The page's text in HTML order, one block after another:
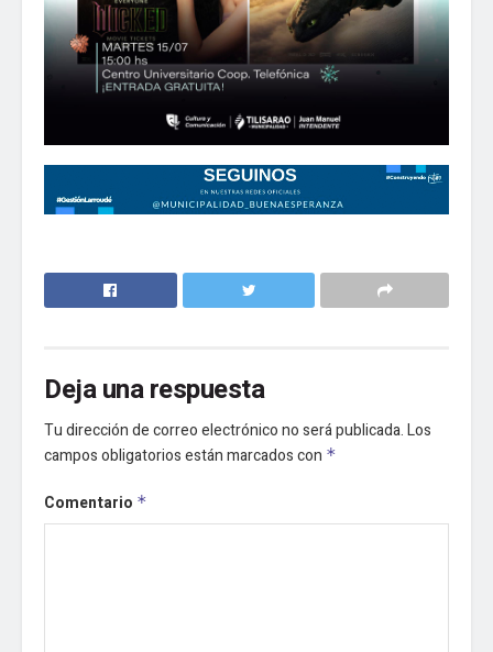
Deja una respuesta
Tu dirección de correo electrónico no será publicada.Los
campos obligatorios están marcados con *
Comentario *